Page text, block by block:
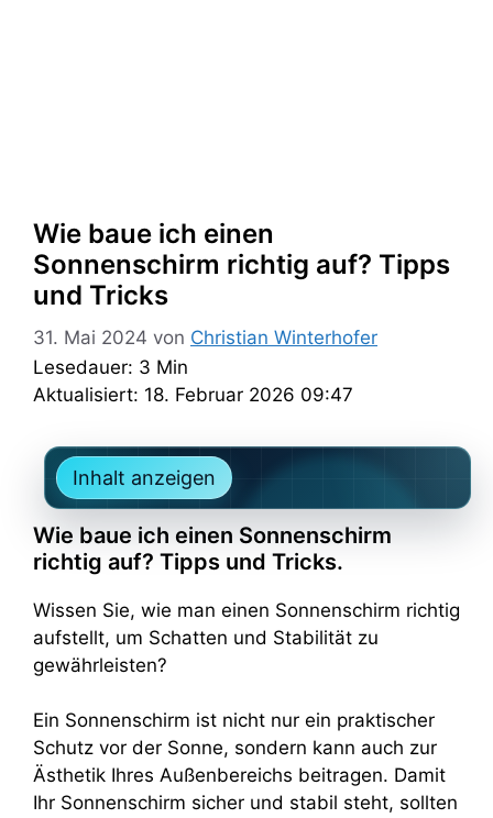
Wie baue ich einen
Sonnenschirm richtig auf? Tipps
und Tricks
31. Mai 2024 von Christian Winterhofer
Lesedauer: 3 Min
Aktualisiert: 18. Februar 2026 09:47
Inhalt anzeigen
Wie baue ich einen Sonnenschirm
richtig auf? Tipps und Tricks.
Wissen Sie, wie man einen Sonnenschirm richtig
aufstellt, um Schatten und Stabilität zu
gewährleisten?
Ein Sonnenschirm ist nicht nur ein praktischer
Schutz vor der Sonne, sondern kann auch zur
Ästhetik Ihres Außenbereichs beitragen. Damit
Ihr Sonnenschirm sicher und stabil steht, sollten